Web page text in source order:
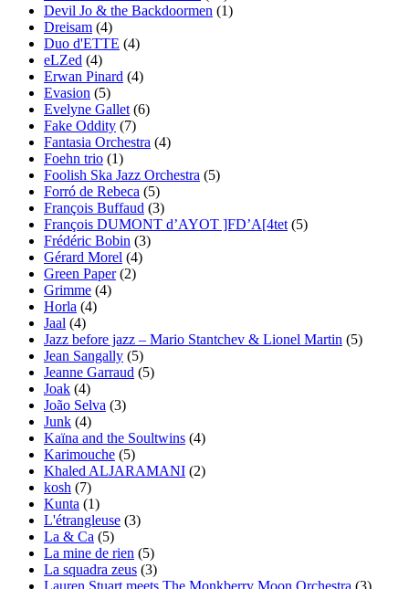
Devil Jo & the Backdoormen (1)
Dreisam (4)
Duo d'ETTE (4)
eLZed (4)
Erwan Pinard (4)
Evasion (5)
Evelyne Gallet(6)
Fake Oddity (7)
Fantasia Orchestra (4)
Foehn trio (1)
Foolish Ska Jazz Orchestra (5)
Forró de Rebeca (5)
François Buffaud (3)
François DUMONT d’AYOT ]FD’A[4tet(5)
Frédéric Bobin (3)
Gérard Morel (4)
Green Paper(2)
Grimme (4)
Horla (4)
Jaal (4)
Jazz before jazz – Mario Stantchev & Lionel Martin (5)
Jean Sangally (5)
Jeanne Garraud (5)
Joak (4)
João Selva (3)
Junk (4)
Kaïna and the Soultwins (4)
Karimouche (5)
Khaled ALJARAMANI (2)
kosh (7)
Kunta (1)
L'étrangleuse (3)
La & Ca (5)
La mine de rien (5)
La squadra zeus (3)